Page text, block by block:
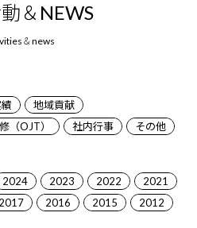
＆NEWS
地域貢献
（OJT） 社内行事 その他
2024 2023 2022
2021
2017 2016 2015 2012